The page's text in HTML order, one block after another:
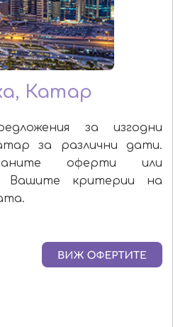
Катар
за изгодни
за различни дати.
оферти или
Вашите критерии на